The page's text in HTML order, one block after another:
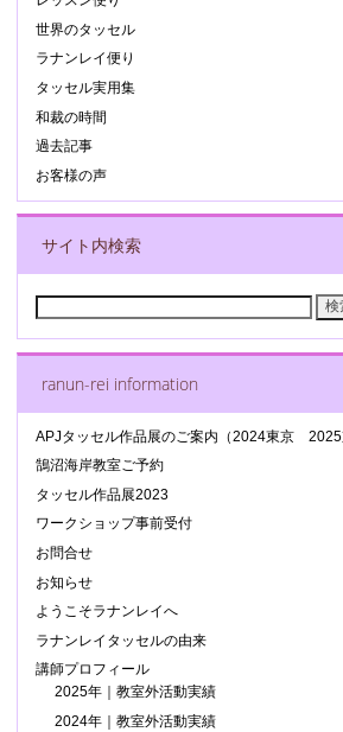
世界のタッセル
ラナンレイ便り
タッセル実用集
和裁の時間
過去記事
お客様の声
サイト内検索
ranun-rei information
APJタッセル作品展のご案内（2024東京 2025
鵠沼海岸教室ご予約
タッセル作品展2023
ワークショップ事前受付
お問合せ
お知らせ
ようこそラナンレイへ
ラナンレイタッセルの由来
講師プロフィール
2025年｜教室外活動実績
2024年｜教室外活動実績